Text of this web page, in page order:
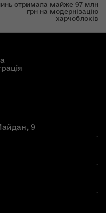
отримала майже 97 млн
грн на модернізацію
харчоблоків
9